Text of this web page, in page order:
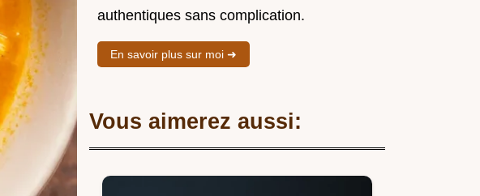
authentiques sans complication.
En savoir plus sur moi ➜
Vous aimerez aussi: